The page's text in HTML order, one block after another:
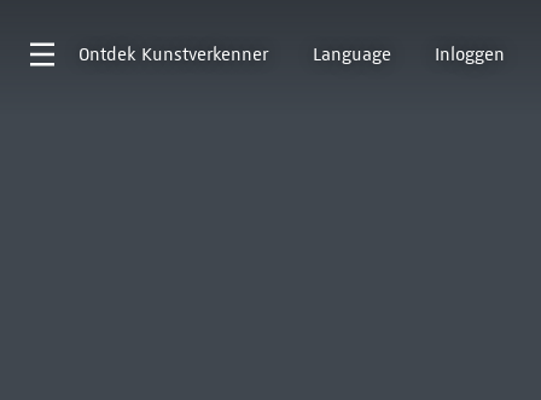
Ontdek Kunstverkenner Language Inloggen